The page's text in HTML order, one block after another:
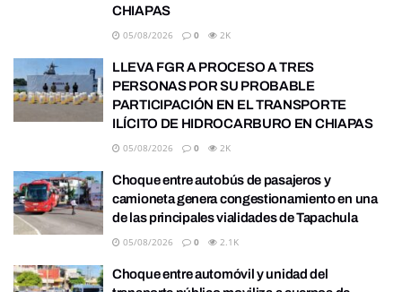
CHIAPAS
05/08/2026 0 2K
LLEVA FGR A PROCESO A TRES
PERSONAS POR SU PROBABLE
PARTICIPACIÓN EN EL TRANSPORTE
ILÍCITO DE HIDROCARBURO EN CHIAPAS
05/08/2026 0 2K
Choque entre autobús de pasajeros y
camioneta genera congestionamiento en una
de las principales vialidades de Tapachula
05/08/2026 0 2.1K
Choque entre automóvil y unidad del